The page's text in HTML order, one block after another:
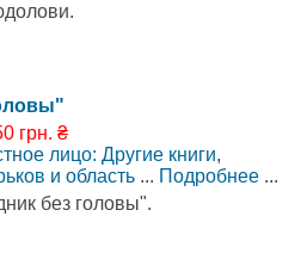
грн. ₴
лицо: Другие книги,
и область ... Подробнее ...
без головы".